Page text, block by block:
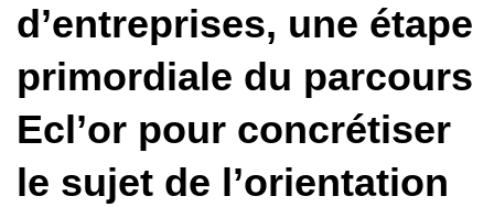
d’entreprises, une étape
primordiale du parcours
Ecl’or pour concrétiser
le sujet de l’orientation